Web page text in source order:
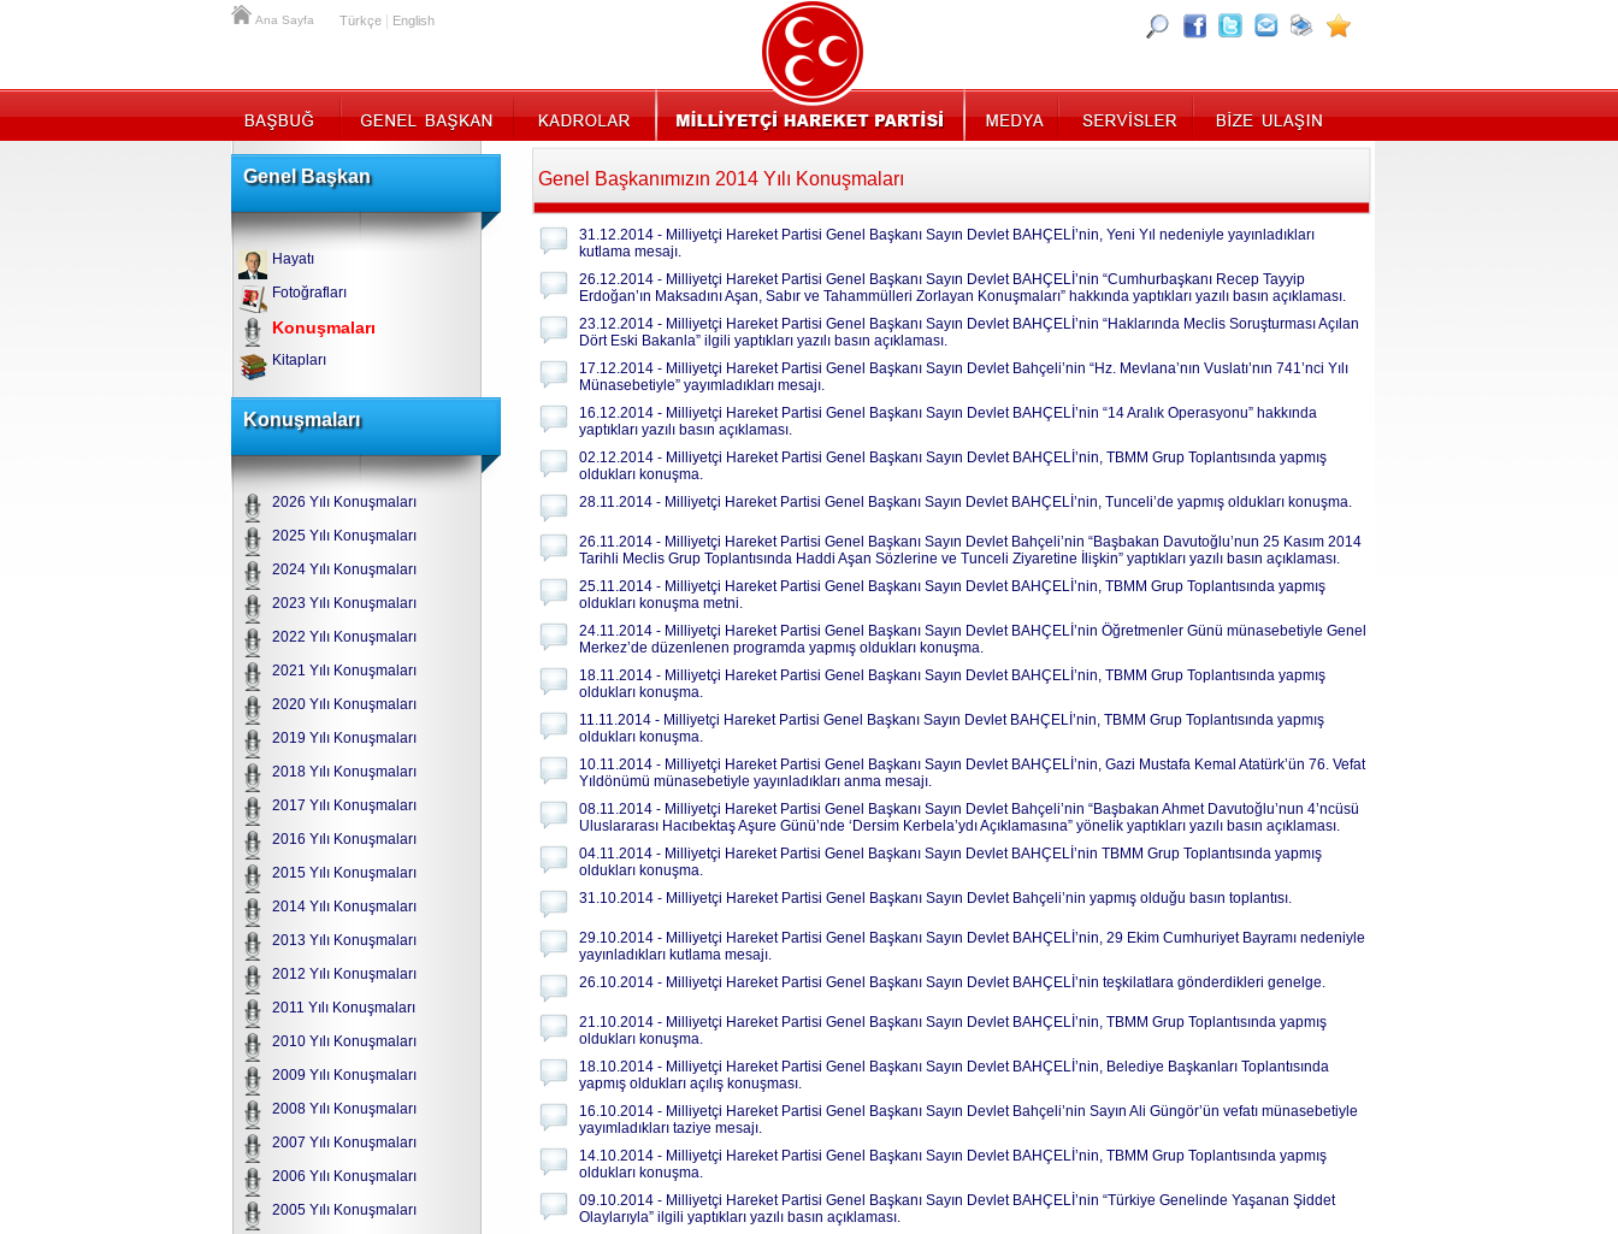
Ana Sayfa Türkçe English
Genel Başkan
Hayatı
Fotoğrafları
Konuşmaları
Kitapları
Konuşmaları
2026 Yılı Konuşmaları
2025 Yılı Konuşmaları
2024 Yılı Konuşmaları
2023 Yılı Konuşmaları
2022 Yılı Konuşmaları
2021 Yılı Konuşmaları
2020 Yılı Konuşmaları
2019 Yılı Konuşmaları
2018 Yılı Konuşmaları
2017 Yılı Konuşmaları
2016 Yılı Konuşmaları
2015 Yılı Konuşmaları
2014 Yılı Konuşmaları
2013 Yılı Konuşmaları
2012 Yılı Konuşmaları
2011 Yılı Konuşmaları
2010 Yılı Konuşmaları
2009 Yılı Konuşmaları
2008 Yılı Konuşmaları
2007 Yılı Konuşmaları
2006 Yılı Konuşmaları
2005 Yılı Konuşmaları
Genel Başkanımızın 2014 Yılı Konuşmaları
31.12.2014 - Milliyetçi Hareket Partisi Genel Başkanı Sayın Devlet BAHÇELİ’nin, Yeni Yıl nedeniyle yayınladıkları
kutlama mesajı.
26.12.2014 - Milliyetçi Hareket Partisi Genel Başkanı Sayın Devlet BAHÇELİ’nin “Cumhurbaşkanı Recep Tayyip
Erdoğan’ın Maksadını Aşan, Sabır ve Tahammülleri Zorlayan Konuşmaları” hakkında yaptıkları yazılı basın açıklaması.
23.12.2014 - Milliyetçi Hareket Partisi Genel Başkanı Sayın Devlet BAHÇELİ’nin “Haklarında Meclis Soruşturması Açılan
Dört Eski Bakanla” ilgili yaptıkları yazılı basın açıklaması.
17.12.2014 - Milliyetçi Hareket Partisi Genel Başkanı Sayın Devlet Bahçeli’nin “Hz. Mevlana’nın Vuslatı’nın 741’nci Yılı
Münasebetiyle” yayımladıkları mesajı.
16.12.2014 - Milliyetçi Hareket Partisi Genel Başkanı Sayın Devlet BAHÇELİ’nin “14 Aralık Operasyonu” hakkında
yaptıkları yazılı basın açıklaması.
02.12.2014 - Milliyetçi Hareket Partisi Genel Başkanı Sayın Devlet BAHÇELİ’nin, TBMM Grup Toplantısında yapmış
oldukları konuşma.
28.11.2014 - Milliyetçi Hareket Partisi Genel Başkanı Sayın Devlet BAHÇELİ’nin, Tunceli’de yapmış oldukları konuşma.
26.11.2014 - Milliyetçi Hareket Partisi Genel Başkanı Sayın Devlet Bahçeli’nin “Başbakan Davutoğlu’nun 25 Kasım 2014
Tarihli Meclis Grup Toplantısında Haddi Aşan Sözlerine ve Tunceli Ziyaretine İlişkin” yaptıkları yazılı basın açıklaması.
25.11.2014 - Milliyetçi Hareket Partisi Genel Başkanı Sayın Devlet BAHÇELİ’nin, TBMM Grup Toplantısında yapmış
oldukları konuşma metni.
24.11.2014 - Milliyetçi Hareket Partisi Genel Başkanı Sayın Devlet BAHÇELİ’nin Öğretmenler Günü münasebetiyle Genel
Merkez’de düzenlenen programda yapmış oldukları konuşma.
18.11.2014 - Milliyetçi Hareket Partisi Genel Başkanı Sayın Devlet BAHÇELİ’nin, TBMM Grup Toplantısında yapmış
oldukları konuşma.
11.11.2014 - Milliyetçi Hareket Partisi Genel Başkanı Sayın Devlet BAHÇELİ’nin, TBMM Grup Toplantısında yapmış
oldukları konuşma.
10.11.2014 - Milliyetçi Hareket Partisi Genel Başkanı Sayın Devlet BAHÇELİ’nin, Gazi Mustafa Kemal Atatürk’ün 76. Vefat
Yıldönümü münasebetiyle yayınladıkları anma mesajı.
08.11.2014 - Milliyetçi Hareket Partisi Genel Başkanı Sayın Devlet Bahçeli’nin “Başbakan Ahmet Davutoğlu’nun 4’ncüsü
Uluslararası Hacıbektaş Aşure Günü’nde ‘Dersim Kerbela’ydı Açıklamasına” yönelik yaptıkları yazılı basın açıklaması.
04.11.2014 - Milliyetçi Hareket Partisi Genel Başkanı Sayın Devlet BAHÇELİ’nin TBMM Grup Toplantısında yapmış
oldukları konuşma.
31.10.2014 - Milliyetçi Hareket Partisi Genel Başkanı Sayın Devlet Bahçeli’nin yapmış olduğu basın toplantısı.
29.10.2014 - Milliyetçi Hareket Partisi Genel Başkanı Sayın Devlet BAHÇELİ’nin, 29 Ekim Cumhuriyet Bayramı nedeniyle
yayınladıkları kutlama mesajı.
26.10.2014 - Milliyetçi Hareket Partisi Genel Başkanı Sayın Devlet BAHÇELİ’nin teşkilatlara gönderdikleri genelge.
21.10.2014 - Milliyetçi Hareket Partisi Genel Başkanı Sayın Devlet BAHÇELİ’nin, TBMM Grup Toplantısında yapmış
oldukları konuşma.
18.10.2014 - Milliyetçi Hareket Partisi Genel Başkanı Sayın Devlet BAHÇELİ’nin, Belediye Başkanları Toplantısında
yapmış oldukları açılış konuşması.
16.10.2014 - Milliyetçi Hareket Partisi Genel Başkanı Sayın Devlet Bahçeli’nin Sayın Ali Güngör’ün vefatı münasebetiyle
yayımladıkları taziye mesajı.
14.10.2014 - Milliyetçi Hareket Partisi Genel Başkanı Sayın Devlet BAHÇELİ’nin, TBMM Grup Toplantısında yapmış
oldukları konuşma.
09.10.2014 - Milliyetçi Hareket Partisi Genel Başkanı Sayın Devlet BAHÇELİ’nin “Türkiye Genelinde Yaşanan Şiddet
Olaylarıyla” ilgili yaptıkları yazılı basın açıklaması.